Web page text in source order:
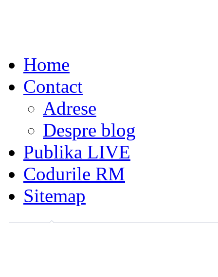
Home
Contact
Adrese
Despre blog
Publika LIVE
Codurile RM
Sitemap